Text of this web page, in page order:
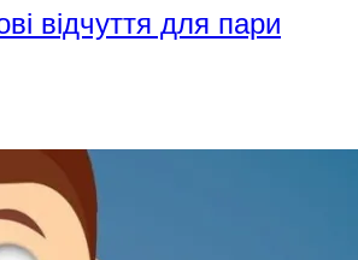
відчуття для пари